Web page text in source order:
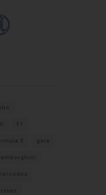
F1
E gara
lamborghini